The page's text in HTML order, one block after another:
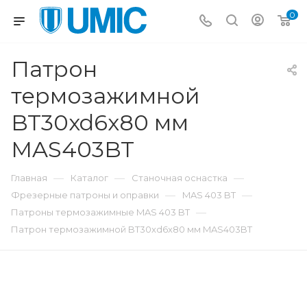
0
Патрон
термозажимной
BT30xd6x80 мм
MAS403BT
Главная — Каталог — Станочная оснастка —
Фрезерные патроны и оправки — MAS 403 BT —
Патроны термозажимные MAS 403 BT —
Патрон термозажимной BT30xd6x80 мм MAS403BT